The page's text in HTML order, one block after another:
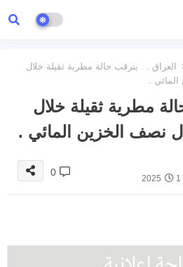
العراق . . يترقب حالة مطرية ثقيلة خلال
.
مطرية ثقيلة خلال
نصف الخزين المائي .
1
0